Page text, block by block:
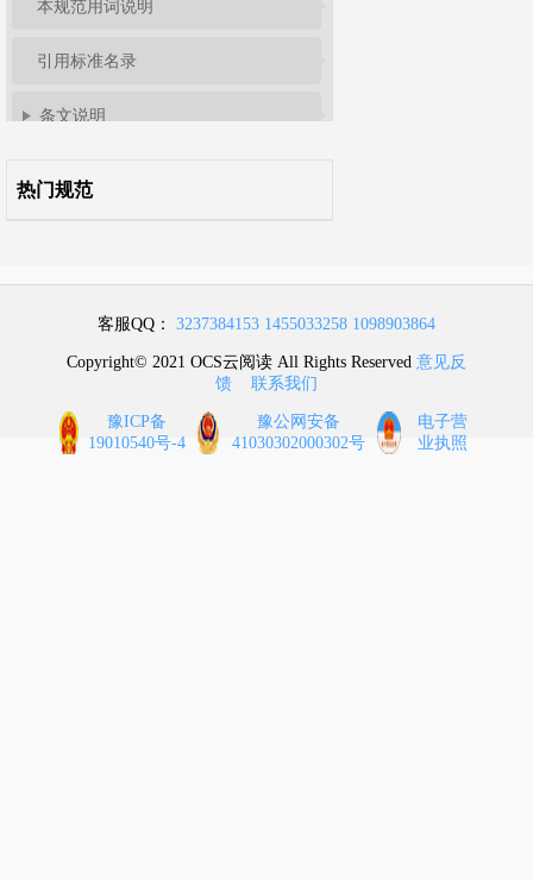
本规范用词说明
引用标准名录
条文说明
热门规范
客服QQ： 3237384153 1455033258 1098903864
Copyright© 2021 OCS云阅读 All Rights Reserved 意见反
馈
联系我们
豫ICP备
19010540号-4
豫公网安备
41030302000302号
电子营
业执照